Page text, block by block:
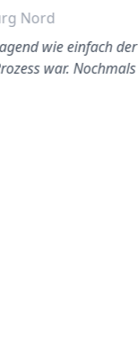
Nord
wie einfach der
war. Nochmals